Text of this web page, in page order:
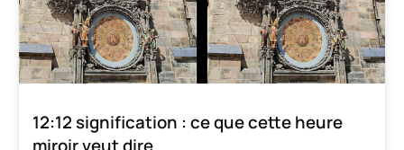
12:12 signification : ce que cette heure